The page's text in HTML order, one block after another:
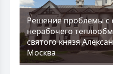
Решение проблемы с
нерабочего
святого князя
Москва